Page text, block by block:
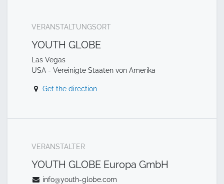
VERANSTALTUNGSORT
YOUTH GLOBE
Las Vegas
USA - Vereinigte Staaten von Amerika
Get the direction
VERANSTALTER
YOUTH GLOBE Europa GmbH
info@youth-globe.com